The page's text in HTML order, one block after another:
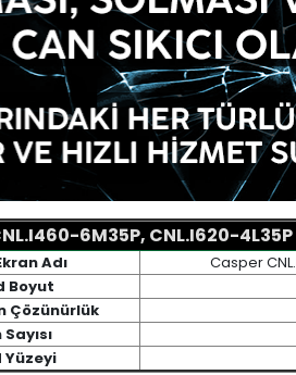
6M35P, CNL.I620-
Adı
Casper
Boyut
Çözünürlük
Sayısı
Yüzeyi